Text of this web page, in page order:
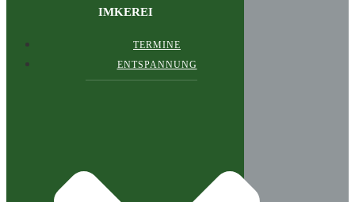
IMKEREI
TERMINE
ENTSPANNUNG